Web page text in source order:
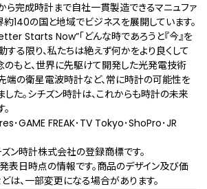
ら完成時計まで自社一貫製造できるマニュファ
約140の国と地域でビジネスを展開しています。
Starts Now”「どんな時であろうと『今』を
する限り、私たちは絶えず何かをより良くして
のもと、世界に先駆けて開発した光発電技術
先端の衛星電波時計など、常に時計の可能性を
した。シチズン時計は、これからも時計の未来
GAME FREAK･TV Tokyo･ShoPro･JR
ン時計株式会社の登録商標です。
表日時点の情報です。商品のデザイン及び価
は、一部変更になる場合があります。